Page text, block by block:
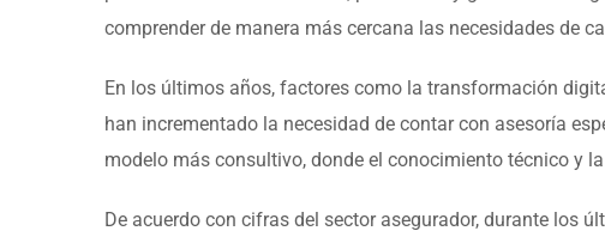
comprender de manera más cercana las necesidades de
En los últimos años, factores como la transformación
han incrementado la necesidad de contar con asesoría
modelo más consultivo, donde el conocimiento técnico y
De acuerdo con cifras del sector asegurador, durante los